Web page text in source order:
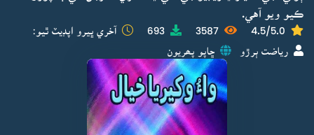
ڪيو ويو آهي.
4.5/5.0
3587
693 آخري ڀيرو اپڊيٽ ٿيو:
رياضت ٻرڙو ڇاپو پھريون